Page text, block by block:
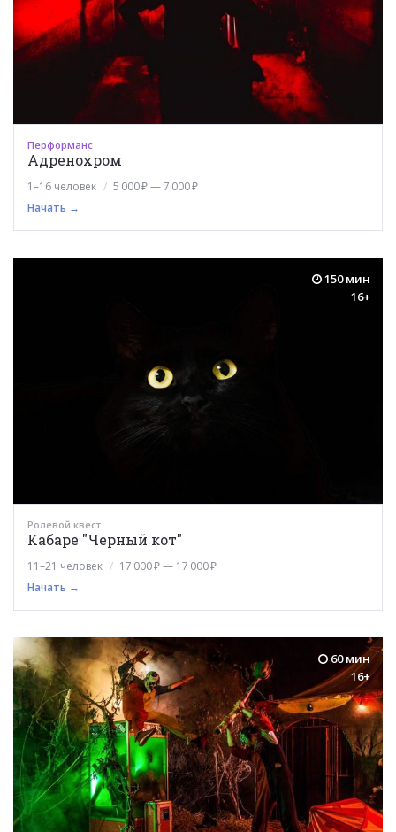
Перформанс
Адренохром
1–16 человек
5 000 ₽ — 7 000 ₽
Начать →
150 мин
16+
Ролевой квест
Кабаре "Черный кот"
11–21 человек
17 000 ₽ — 17 000 ₽
Начать →
60 мин
16+